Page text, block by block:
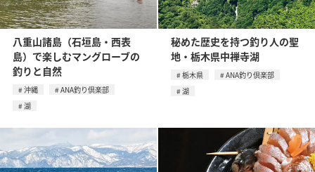
八重山諸島（石垣島・西表
島）で楽しむマングローブの
釣りと自然
沖縄
ANA釣り倶楽部
湖
秘めた歴史を持つ釣り人の聖
地・栃木県中禅寺湖
栃木県
ANA釣り倶楽部
湖